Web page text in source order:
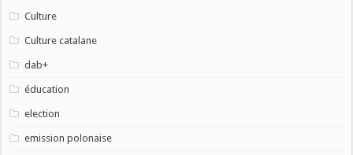
Culture
Culture catalane
dab+
éducation
election
emission polonaise